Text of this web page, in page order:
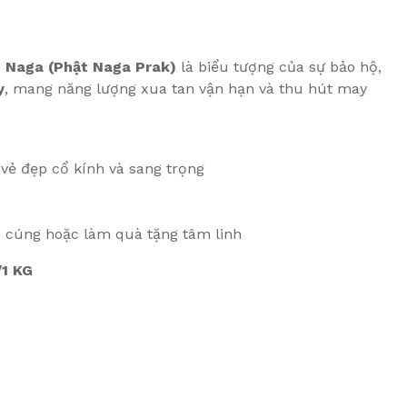
(Phật Naga Prak) là biểu tượng của sự bảo hộ,
, mang năng lượng xua tan vận hạn và thu hút may
đẹp cổ kính và sang trọng
cúng hoặc làm quà tặng tâm linh
KG